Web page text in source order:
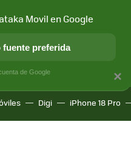
APLICACIONES
Digi iPhone 18 Pro
×
Movil en Google
fuente preferida
de Google